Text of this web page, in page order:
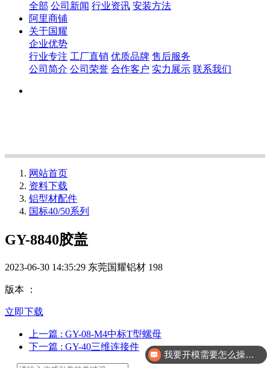
全部 公司新闻 行业资讯 安装方法
阿里商铺
关于国耀
企业优势
行业专注 工厂直销 优质品牌 售后服务
公司简介 公司荣誉 合作客户 实力展示 联系我们
网站首页
资料下载
铝型材配件
国标40/50系列
GY-8840胶盖
2023-06-30 14:35:29 东莞国耀铝材 198
版本 ：
立即下载
上一篇 : GY-08-M4中标T型螺母
下一篇 : GY-40三维连接件
我要开模需要怎么操作？